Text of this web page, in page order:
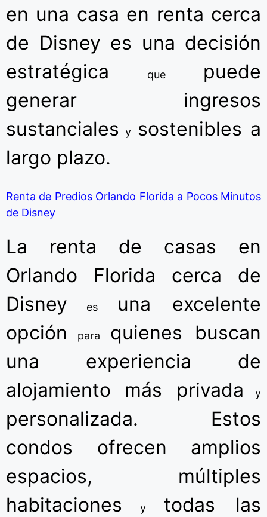
en una casa en renta cerca
de Disney es una decisión
estratégica que puede
generar ingresos
sustanciales y
sostenibles a
largo plazo.
Renta de Predios Orlando Florida a Pocos Minutos
de Disney
La renta de casas en
Orlando Florida cerca de
Disney es
una excelente
opción para quienes buscan
una experiencia de
alojamiento más privada y
personalizada.
Estos
condos ofrecen amplios
espacios,
múltiples
habitaciones y todas las